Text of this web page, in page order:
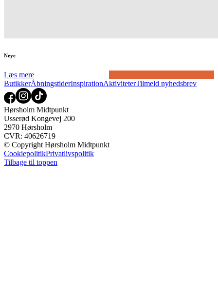
Neye
Læs mere
ButikkerÅbningstiderInspirationAktiviteterTilmeld nyhedsbrev
Hørsholm Midtpunkt
Usserød Kongevej 200
2970 Hørsholm
CVR: 40626719
© Copyright Hørsholm Midtpunkt
CookiepolitikPrivatlivspolitik
Tilbage til toppen